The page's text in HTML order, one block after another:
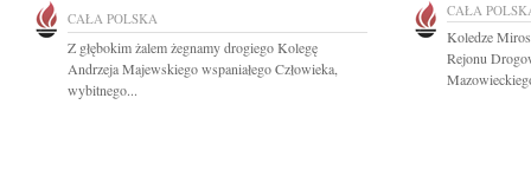
CAŁA POLSKA
Z głębokim żalem żegnamy drogiego Kolegę
Andrzeja Majewskiego wspaniałego Człowieka,
wybitnego...
CAŁA
Koledze
Rejonu